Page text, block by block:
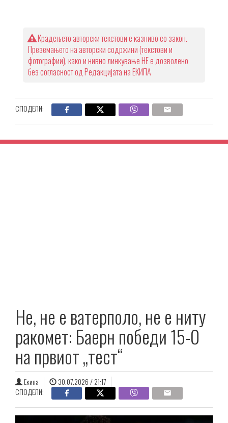
Крадењето авторски текстови е казниво со закон.
Преземањето на авторски содржини (текстови и
фотографии), како и нивно линкување НЕ е дозволено
без согласност од Редакцијата на ЕКИПА
СПОДЕЛИ:
Не, не е ватерполо, не е ниту
ракомет: Баерн победи 15-0
на првиот „тест“
Екипа
30.07.2026 / 21:17
СПОДЕЛИ: